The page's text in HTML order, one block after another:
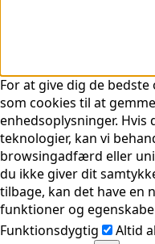
For at give dig de
som cookies til at
enhedsoplysninger.
teknologier, kan vi
browsingadfærd eller
du ikke giver dit
tilbage, kan det have en
funktioner og
Funktionsdygtig
Altid